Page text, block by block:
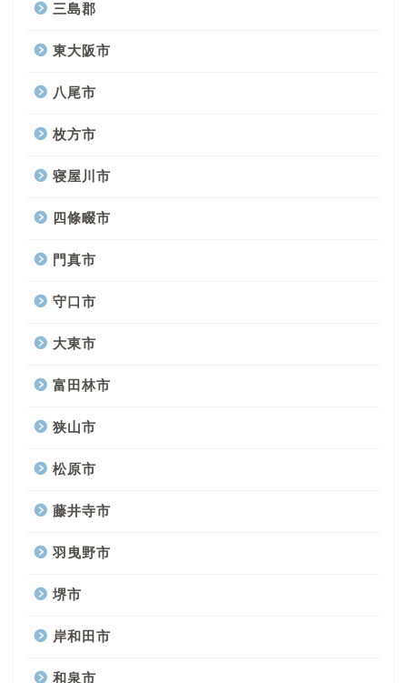
三島郡
東大阪市
八尾市
枚方市
寝屋川市
四條畷市
門真市
守口市
大東市
富田林市
狭山市
松原市
藤井寺市
羽曳野市
堺市
岸和田市
和泉市